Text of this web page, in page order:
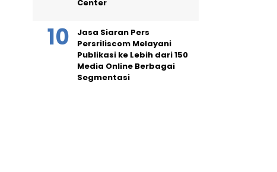
Center
Jasa Siaran Pers
Persriliscom Melayani
Publikasi ke Lebih dari 150
Media Online Berbagai
Segmentasi